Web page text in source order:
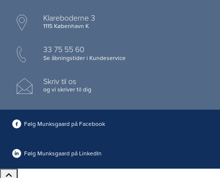
Klareboderne 3
1115 København K
33 75 55 60
Se åbningstider i Kundeservice
Skriv til os
og vi skriver til dig
Følg Munksgaard på Facebook
Følg Munksgaard på LinkedIn